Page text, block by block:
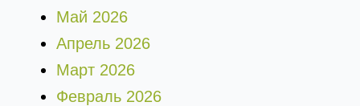
Май 2026
Апрель 2026
Март 2026
Февраль 2026